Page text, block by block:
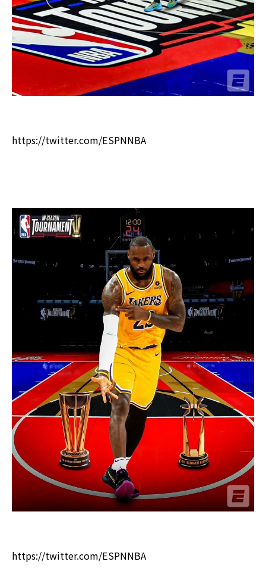
https://twitter.com/ESPNNBA
https://twitter.com/ESPNNBA